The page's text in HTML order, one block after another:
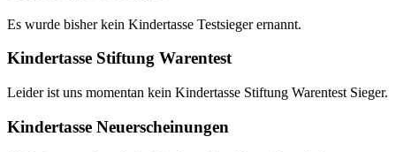
Es wurde bisher kein Kindertasse Testsieger ernannt.
Kindertasse Stiftung Warentest
Leider ist uns momentan kein Kindertasse Stiftung Warentest Sieger.
Kindertasse Neuerscheinungen